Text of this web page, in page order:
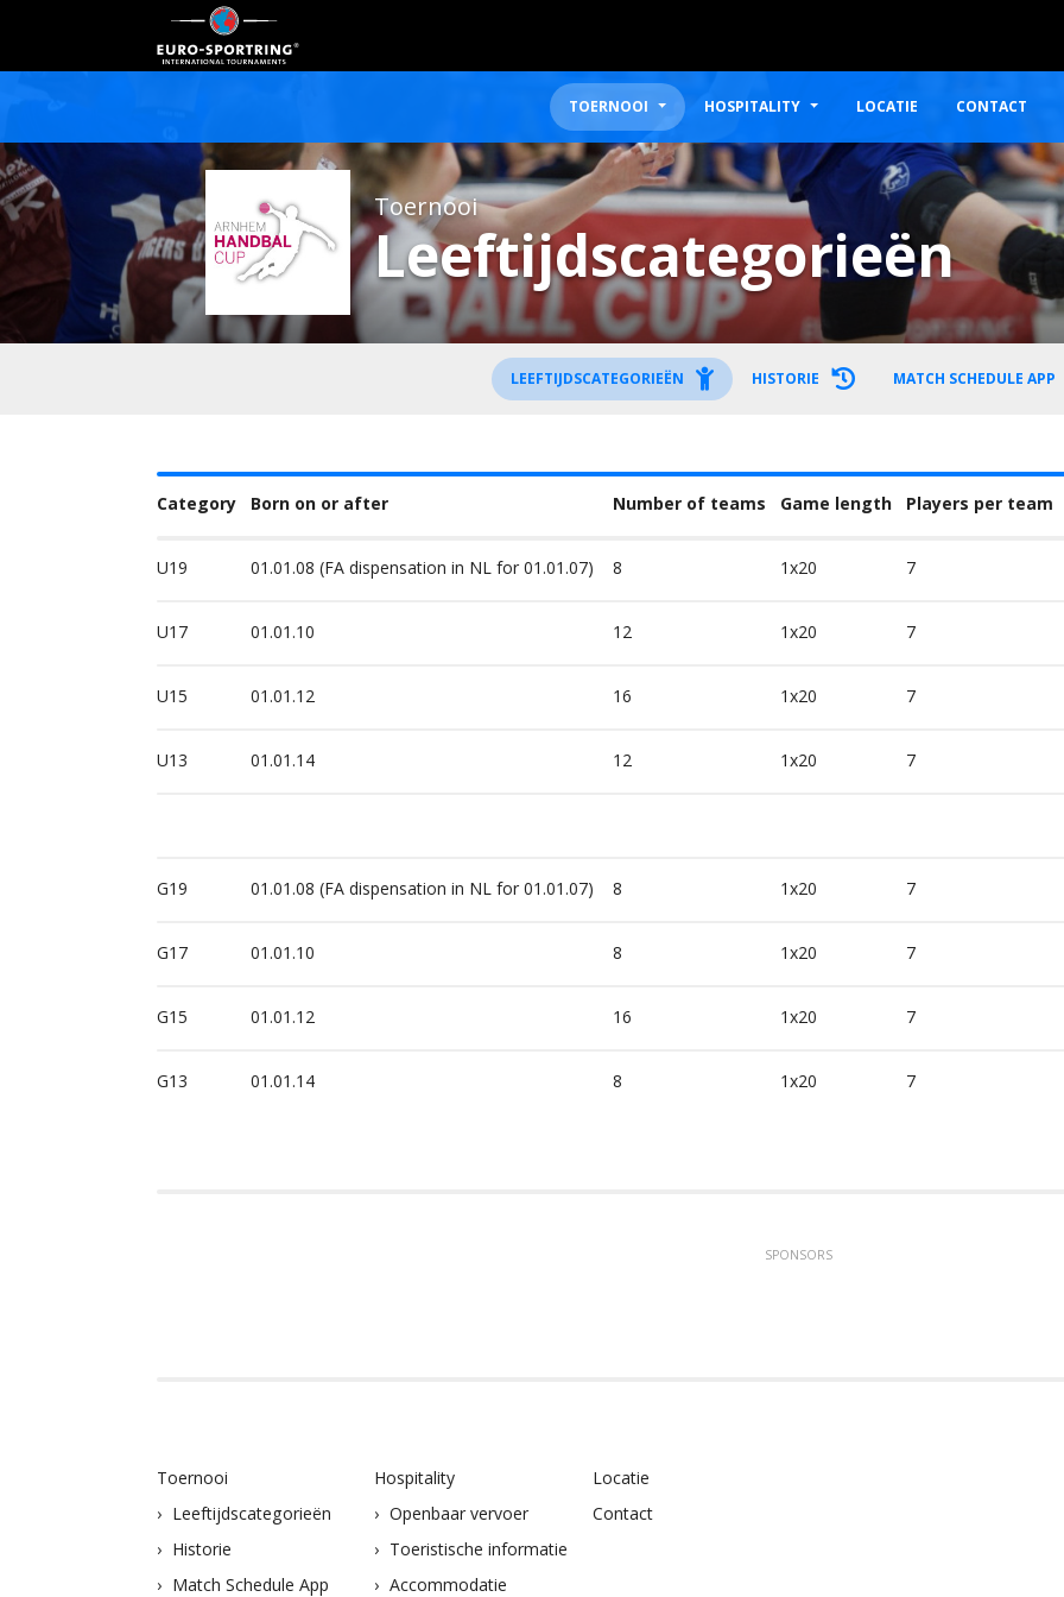
TOERNOOI HOSPITALITY LOCATIE CONTACT
Toernooi
Leeftijdscategorieën
LEEFTIJDSCATEGORIEËN HISTORIE MATCH SCHEDULE APP
Category Born on or after Number of teams Game length Players per team
U19 01.01.08 (FA dispensation in NL for 01.01.07) 8 1x20 7
U17 01.01.10 12 1x20 7
U15 01.01.12 16 1x20 7
U13 01.01.14 12 1x20 7
G19 01.01.08 (FA dispensation in NL for 01.01.07) 8 1x20 7
G17 01.01.10 8 1x20 7
G15 01.01.12 16 1x20 7
G13 01.01.14 8 1x20 7
SPONSORS
Toernooi
Leeftijdscategorieën
Historie
Match Schedule App
Hospitality
Openbaar vervoer
Toeristische informatie
Accommodatie
Locatie
Contact